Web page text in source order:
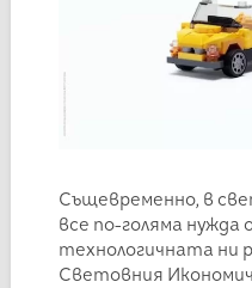
Същевременно, в
все по-голяма нужда
технологичната ни
Световния